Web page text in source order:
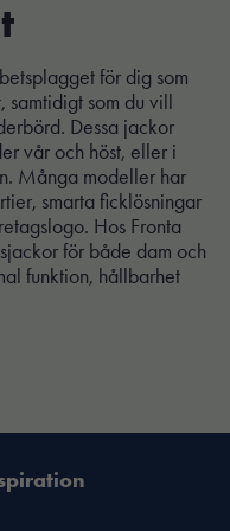
för dig som
samtidigt som du vill
Dessa jackor
vår och höst, eller i
Många modeller har
smarta ficklösningar
Hos Fronta
för både dam och
funktion, hållbarhet